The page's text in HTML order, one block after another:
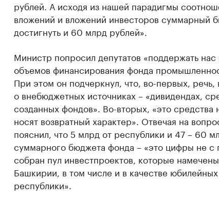
рублей. А исходя из нашей парадигмы
вложений и вложений инвесторов суммарный
достигнуть и 60 млрд рублей».
Министр попросил депутатов «поддержать
объемов финансирования фонда
При этом он подчеркнул, что, во-первых, речь,
о внебюджетных источниках – «дивидендах,
созданных фондов». Во-вторых, «это средства
носят возвратный характер». Отвечая на
пояснил, что 5 млрд от республики и 47 – 60
суммарного бюджета фонда – «это цифры не с
собран пул инвестпроектов, которые
Башкирии, в том числе и в качестве
республики».